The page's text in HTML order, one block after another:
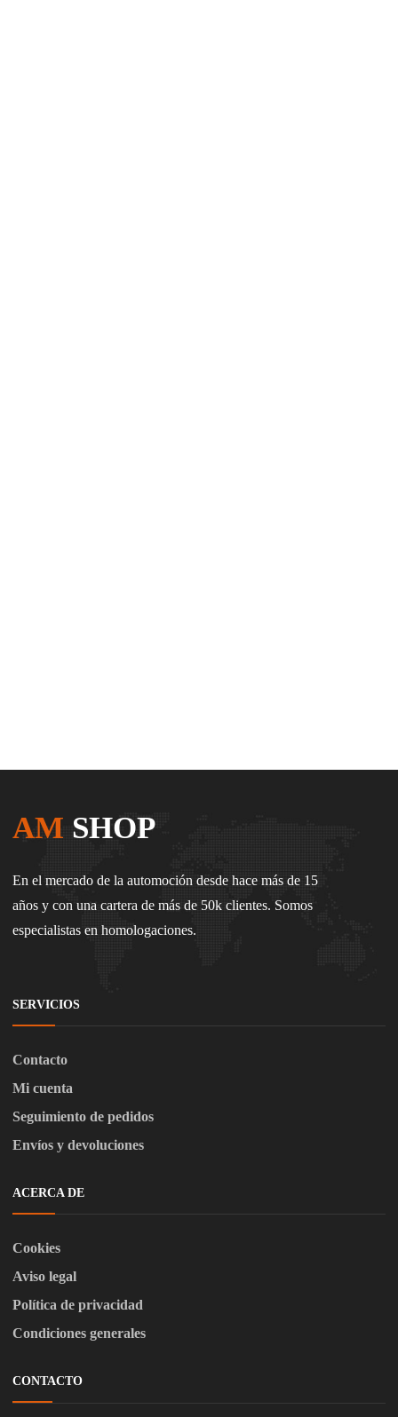
AM SHOP
En el mercado de la automoción desde hace más de 15
años y con una cartera de más de 50k clientes. Somos
especialistas en homologaciones.
SERVICIOS
Contacto
Mi cuenta
Seguimiento de pedidos
Envíos y devoluciones
ACERCA DE
Cookies
Aviso legal
Política de privacidad
Condiciones generales
CONTACTO